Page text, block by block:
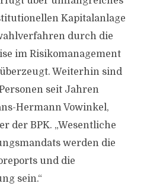
Kapitalanlage
durch die
im Risikomanagement
Weiterhin sind
seit Jahren
Hermann Vowinkel,
der BPK. „Wesentliche
werden die
und die
sein.“